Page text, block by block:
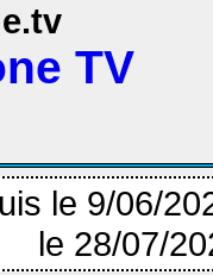
TV
le 9/06/
le 28/07/